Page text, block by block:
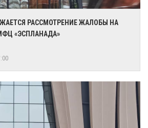
РАССМОТРЕНИЕ ЖАЛОБЫ НА
«ЭСПЛАНАДА»